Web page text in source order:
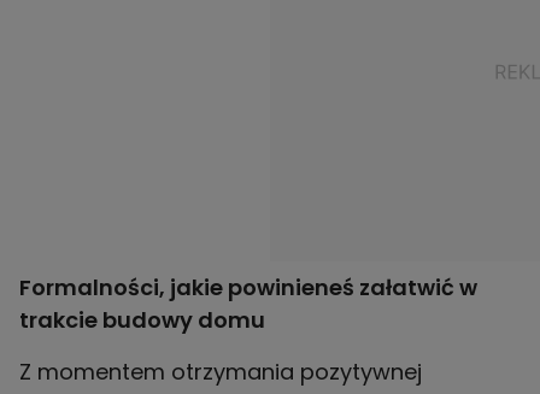
Formalności, jakie powinieneś załatwić w
trakcie budowy domu
Z momentem otrzymania pozytywnej